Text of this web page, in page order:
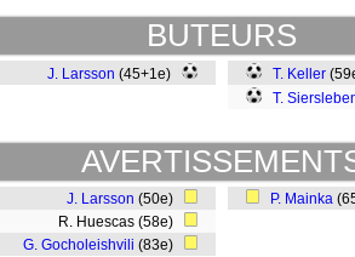
BUTEURS
J. Larsson (45+1e) T. Keller
T.
J. Larsson (50e)
R. Huescas (58e)
G. Gocholeishvili (83e)
P. Mainka